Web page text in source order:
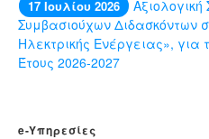
17 Ιουλίου 2026
Συμβασιούχων Διδασκόντων
Ηλεκτρικής Ενέργειας», για
Έτους 2026-2027
e-Yπηρεσίες